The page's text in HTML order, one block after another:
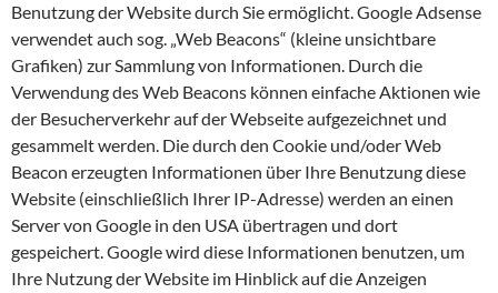
Benutzung der Website durch Sie ermöglicht. Google Adsense
verwendet auch sog. „Web Beacons“ (kleine unsichtbare
Grafiken) zur Sammlung von Informationen. Durch die
Verwendung des Web Beacons können einfache Aktionen wie
der Besucherverkehr auf der Webseite aufgezeichnet und
gesammelt werden. Die durch den Cookie und/oder Web
Beacon erzeugten Informationen über Ihre Benutzung diese
Website (einschließlich Ihrer IP-Adresse) werden an einen
Server von Google in den USA übertragen und dort
gespeichert. Google wird diese Informationen benutzen, um
Ihre Nutzung der Website im Hinblick auf die Anzeigen